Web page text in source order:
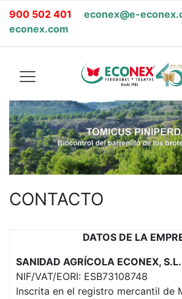
900 502 401 econex@e-
econex.com
CONTACTO
DATOS DE LA
SANIDAD AGRÍCOLA ECONEX, S.L.
NIF/VAT/EORI: ESB73108748
Inscrita en el registro mercantil de